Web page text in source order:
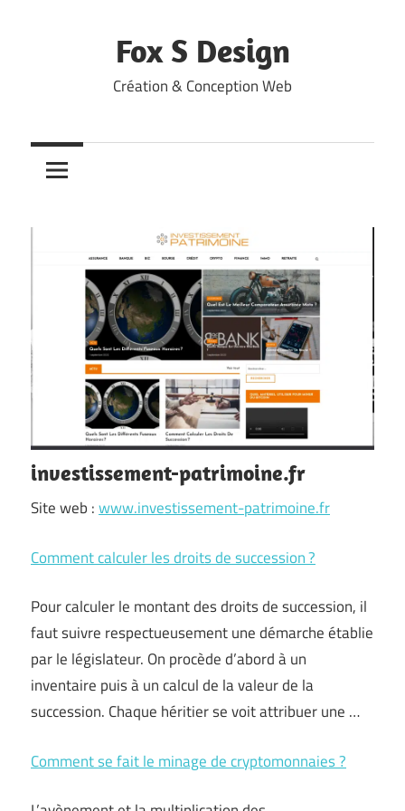
Fox S Design
Création & Conception Web
investissement-patrimoine.fr
Site web :www.investissement-patrimoine.fr
Comment calculer les droits de succession ?
Pour calculer le montant des droits de succession, il
faut suivre respectueusement une démarche établie
par le législateur. On procède d’abord à un
inventaire puis à un calcul de la valeur de la
succession. Chaque héritier se voit attribuer une …
Comment se fait le minage de cryptomonnaies ?